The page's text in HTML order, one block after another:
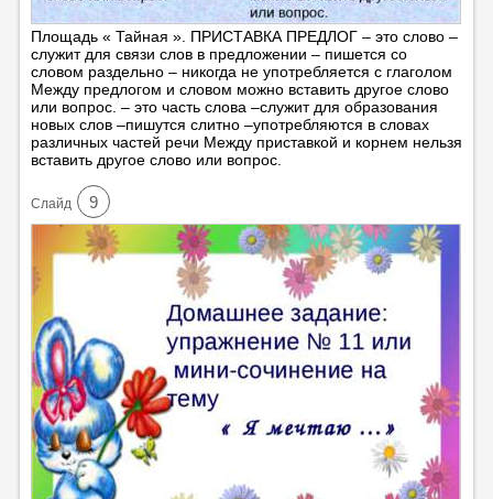
Площадь « Тайная ». ПРИСТАВКА ПРЕДЛОГ – это слово –
служит для связи слов в предложении – пишется со
словом раздельно – никогда не употребляется с глаголом
Между предлогом и словом можно вставить другое слово
или вопрос. – это часть слова –служит для образования
новых слов –пишутся слитно –употребляются в словах
различных частей речи Между приставкой и корнем нельзя
вставить другое слово или вопрос.
Cлайд 9